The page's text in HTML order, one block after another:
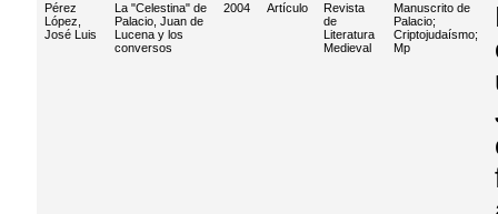
Pérez
López,
José Luis
La "Celestina" de
Palacio, Juan de
Lucena y los
conversos
2004 Artículo
Revista
de
Literatura
Medieval
Manuscrito de
Palacio;
Criptojudaísmo;
Mp